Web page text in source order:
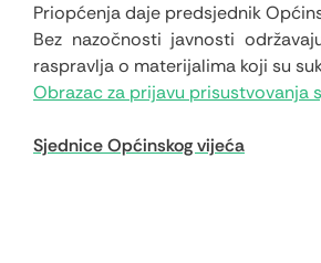
Priopćenja daje predsjednik
Bez nazočnosti javnosti
raspravlja o materijalima koji su
Obrazac za prijavu prisustvovanja
Sjednice Općinskog vijeća